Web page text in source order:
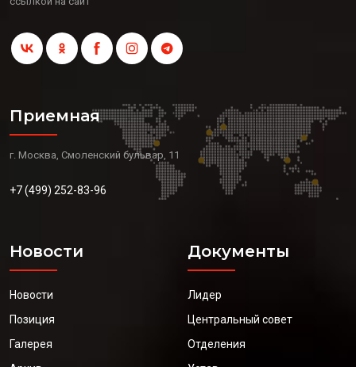
Приемная
г. Москва, Смоленский бульвар, 11
+7 (499) 252-83-96
Новости
Новости
Позиция
Галерея
Документы
Лидер
Центральный совет
Отделения